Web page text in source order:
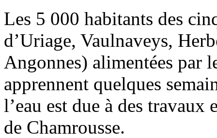
Les 5 000 habitants des
d’Uriage, Vaulnaveys,
Angonnes) alimentées par
apprennent quelques
l’eau est due à des
de Chamrousse.